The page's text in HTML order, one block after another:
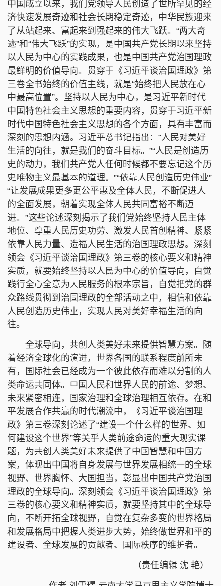
中国成立以来，我们党领导人民创造了世所罕见的经
济快速发展奇迹和社会长期稳定奇迹，中华民族迎来
了从站起来、富起来到强起来的伟大飞跃。“两大奇
迹”和“伟大飞跃”的实现，是中国共产党长期以来坚持
以人民为中心的实践成果，也是中国共产党治国理政
最鲜明的价值导向。贯穿于《习近平谈治国理政》第
三卷全书始终的价值主线，就是“始终把人民放在心
中最高位置”。坚持以人民为中心，是习近平新时代
中国特色社会主义思想的重要内容，贯穿于习近平新
时代中国特色社会主义思想的各个方面，具有丰富而
深刻的思想内涵。习近平总书记指出：“人民对美好
生活的向往，就是我们的奋斗目标。”“人民是创造历
史的动力，我们共产党人任何时候都不要忘记这个历
史唯物主义最基本的道理。”“依靠人民创造历史伟业”
“让发展成果更多更公平惠及全体人民，不断促进人
的全面发展，朝着实现全体人民共同富裕不断迈
进。”这些论述深刻揭示了我们党始终坚持人民主体
地位、尊重人民历史功劳、激发人民首创精神、紧紧
依靠人民力量、造福人民生活的治国理政思想。深刻
领会《习近平谈治国理政》第三卷的核心要义和精神
实质，就要始终坚持以人民为中心的价值导向，自觉
践行全心全意为人民服务的根本宗旨，自觉把党的群
众路线贯彻到治国理政的全部活动之中，相信和依靠
人民创造历史伟业，实现人民对美好幸福生活的向
往。
全球导向，共创人类美好未来提供智慧方案。随
着经济全球化的演进，世界各国的联系程度前所未
有，国际社会已经成为一个彼此依存而难以分割的人
类命运共同体。中国人民和世界人民的前途、梦想、
未来紧密相连，国家治理和全球治理相互依存。在和
平发展合作共赢的时代潮流中，《习近平谈治国理
政》第三卷深刻论述了“建设一个什么样的世界、如
何建设这个世界”等关乎人类前途命运的重大现实课
题，为共创人类美好未来提供了中国智慧和中国方
案，体现出中国将自身发展与世界发展相统一的全球
视野、世界胸怀、大国担当，彰显出中国共产党治国
理政的全球导向。深刻领会《习近平谈治国理政》第
三卷的核心要义和精神实质，就要坚持其中的全球导
向，不断开拓全球视野，自觉在复杂多变的世界格局
和发展格局中把握人类进步大势，始终做世界和平的
建设者、全球发展的贡献者、国际秩序的维护者。​
（责任编辑 沈 艳）